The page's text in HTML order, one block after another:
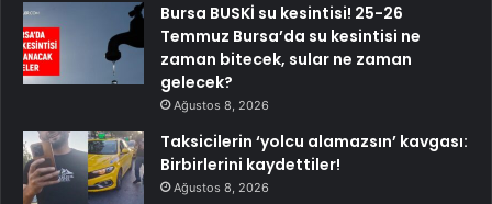
Bursa BUSKİ su kesintisi! 25-26
Temmuz Bursa’da su kesintisi ne
zaman bitecek, sular ne zaman
gelecek?
Ağustos 8, 2026
Taksicilerin ‘yolcu alamazsın’ kavgası:
Birbirlerini kaydettiler!
Ağustos 8, 2026